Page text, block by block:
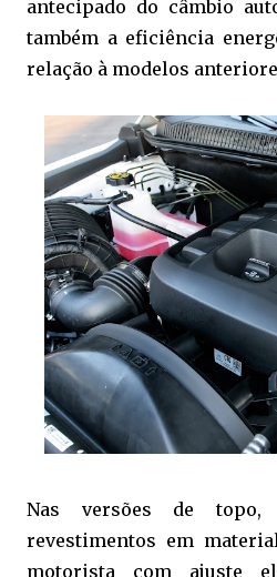
antecipado do câmbio
também a eficiência
relação à modelos
Nas versões de
revestimentos em
motorista com ajuste